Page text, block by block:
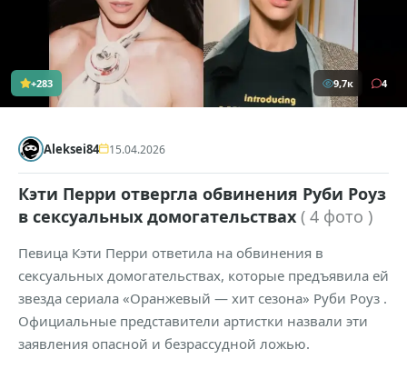
+283 9,7к 4
Aleksei84 15.04.2026
Кэти Перри отвергла обвинения Руби Роуз
в сексуальных домогательствах ( 4 фото )
Певица Кэти Перри ответила на обвинения в
сексуальных домогательствах, которые предъявила ей
звезда сериала «Оранжевый — хит сезона» Руби Роуз .
Официальные представители артистки назвали эти
заявления опасной и безрассудной ложью.